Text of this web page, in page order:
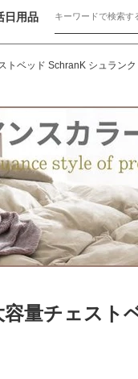
日用品
トベッド SchranK シュランク
量チェスト